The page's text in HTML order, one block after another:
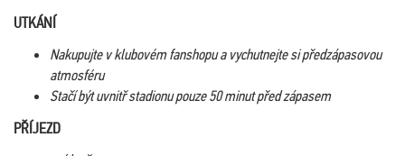
UTKÁNÍ
Nakupujte v klubovém fanshopu a vychutnejte si předzápasovou
atmosféru
Stačí být uvnitř stadionu pouze 50 minut před zápasem
PŘÍJEZD